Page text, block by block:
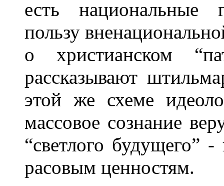
есть национальные
пользу
о христианском
рассказывают
этой же схеме
массовое сознание
“светлого будущего”
расовым ценностям.